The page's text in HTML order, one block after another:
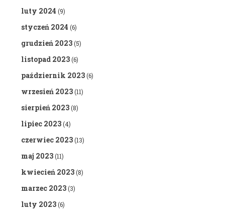
luty 2024 (9)
styczeń 2024 (6)
grudzień 2023(5)
listopad 2023(6)
październik 2023(6)
wrzesień 2023(11)
sierpień 2023(8)
lipiec 2023(4)
czerwiec 2023(13)
maj 2023(11)
kwiecień 2023(8)
marzec 2023(3)
luty 2023(6)